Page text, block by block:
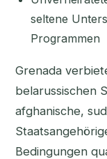
seltene
Programmen
Grenada
belarussischen
afghanische,
Bedingungen